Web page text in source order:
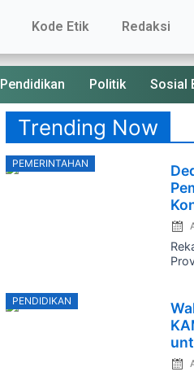
Kode Etik Redaksi
Pendidikan Politik Sosial
Trending Now
PEMERINTAHAN
on
PENDIDIKAN
on